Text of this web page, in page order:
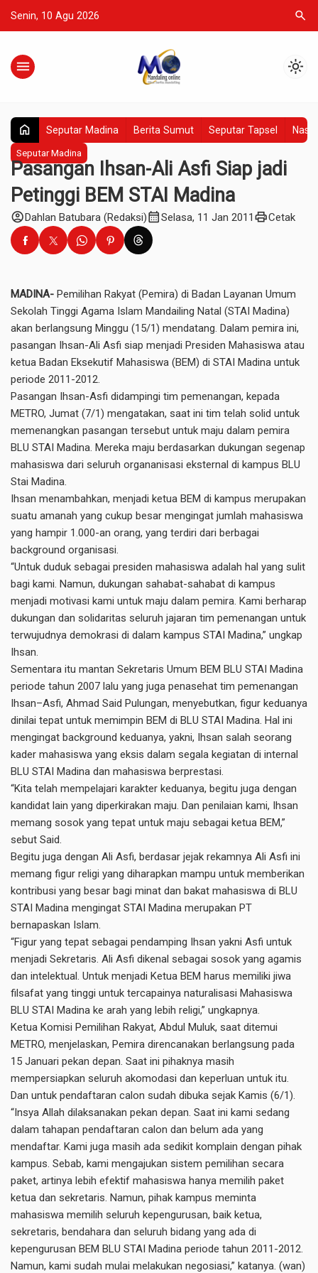
Senin, 10 Agu 2026 search
menu light_mode
home Seputar Madina Berita Sumut Seputar Tapsel
Seputar Madina
Pasangan Ihsan-Ali Asfi Siap jadi
Petinggi BEM STAI Madina
account_circleDahlan Batubara (Redaksi)calendar_monthSelasa, 11 Jan 2011 printCetak
MADINA- Pemilihan Rakyat (Pemira) di Badan Layanan Umum
Sekolah Tinggi Agama Islam Mandailing Natal (STAI Madina)
akan berlangsung Minggu (15/1) mendatang. Dalam pemira ini,
pasangan Ihsan-Ali Asfi siap menjadi Presiden Mahasiswa atau
ketua Badan Eksekutif Mahasiswa (BEM) di STAI Madina untuk
periode 2011-2012.
Pasangan Ihsan-Asfi didampingi tim pemenangan, kepada
METRO, Jumat (7/1) mengatakan, saat ini tim telah solid untuk
memenangkan pasangan tersebut untuk maju dalam pemira
BLU STAI Madina. Mereka maju berdasarkan dukungan segenap
mahasiswa dari seluruh organanisasi eksternal di kampus BLU
Stai Madina.
Ihsan menambahkan, menjadi ketua BEM di kampus merupakan
suatu amanah yang cukup besar mengingat jumlah mahasiswa
yang hampir 1.000-an orang, yang terdiri dari berbagai
background organisasi.
“Untuk duduk sebagai presiden mahasiswa adalah hal yang sulit
bagi kami. Namun, dukungan sahabat-sahabat di kampus
menjadi motivasi kami untuk maju dalam pemira. Kami berharap
dukungan dan solidaritas seluruh jajaran tim pemenangan untuk
terwujudnya demokrasi di dalam kampus STAI Madina,” ungkap
Ihsan.
Sementara itu mantan Sekretaris Umum BEM BLU STAI Madina
periode tahun 2007 lalu yang juga penasehat tim pemenangan
Ihsan–Asfi, Ahmad Said Pulungan, menyebutkan, figur keduanya
dinilai tepat untuk memimpin BEM di BLU STAI Madina. Hal ini
mengingat background keduanya, yakni, Ihsan salah seorang
kader mahasiswa yang eksis dalam segala kegiatan di internal
BLU STAI Madina dan mahasiswa berprestasi.
“Kita telah mempelajari karakter keduanya, begitu juga dengan
kandidat lain yang diperkirakan maju. Dan penilaian kami, Ihsan
memang sosok yang tepat untuk maju sebagai ketua BEM,”
sebut Said.
Begitu juga dengan Ali Asfi, berdasar jejak rekamnya Ali Asfi ini
memang figur religi yang diharapkan mampu untuk memberikan
kontribusi yang besar bagi minat dan bakat mahasiswa di BLU
STAI Madina mengingat STAI Madina merupakan PT
bernapaskan Islam.
“Figur yang tepat sebagai pendamping Ihsan yakni Asfi untuk
menjadi Sekretaris. Ali Asfi dikenal sebagai sosok yang agamis
dan intelektual. Untuk menjadi Ketua BEM harus memiliki jiwa
filsafat yang tinggi untuk tercapainya naturalisasi Mahasiswa
BLU STAI Madina ke arah yang lebih religi,” ungkapnya.
Ketua Komisi Pemilihan Rakyat, Abdul Muluk, saat ditemui
METRO, menjelaskan, Pemira direncanakan berlangsung pada
15 Januari pekan depan. Saat ini pihaknya masih
mempersiapkan seluruh akomodasi dan keperluan untuk itu.
Dan untuk pendaftaran calon sudah dibuka sejak Kamis (6/1).
“Insya Allah dilaksanakan pekan depan. Saat ini kami sedang
dalam tahapan pendaftaran calon dan belum ada yang
mendaftar. Kami juga masih ada sedikit komplain dengan pihak
kampus. Sebab, kami mengajukan sistem pemilihan secara
paket, artinya lebih efektif mahasiswa hanya memilih paket
ketua dan sekretaris. Namun, pihak kampus meminta
mahasiswa memilih seluruh kepengurusan, baik ketua,
sekretaris, bendahara dan seluruh bidang yang ada di
kepengurusan BEM BLU STAI Madina periode tahun 2011-2012.
Namun, kami sudah mulai melakukan negosiasi,” katanya. (wan)